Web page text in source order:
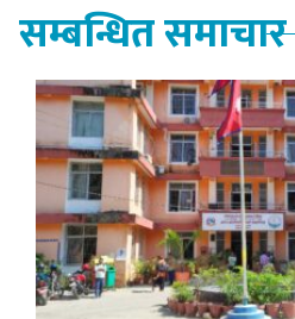
सम्बन्धित समाचार